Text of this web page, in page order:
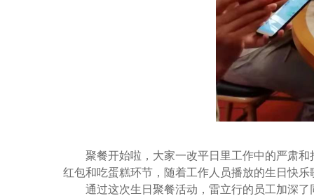
聚餐开始啦，大家一改平日里工作中的严肃
红包和吃蛋糕环节，随着工作人员播放的生日快
通过这次生日聚餐活动，雷立行的员工加深